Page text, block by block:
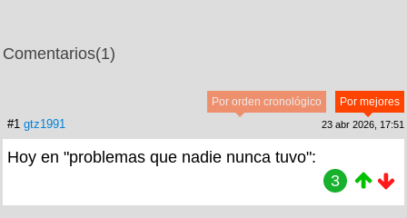
Comentarios(1)
Por mejores
Por orden cronológico
#1 gtz1991 23 abr 2026, 17:51
Hoy en "problemas que nadie nunca tuvo":
3